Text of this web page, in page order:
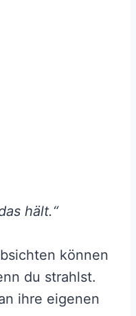
hält.“
können
du strahlst.
ihre eigenen